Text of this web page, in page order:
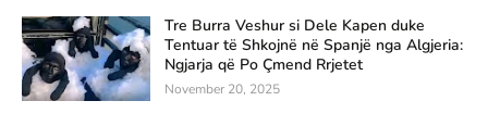
Tre Burra Veshur si Dele Kapen duke
Tentuar të Shkojnë në Spanjë nga Algjeria:
Ngjarja që Po Çmend Rrjetet
November 20, 2025